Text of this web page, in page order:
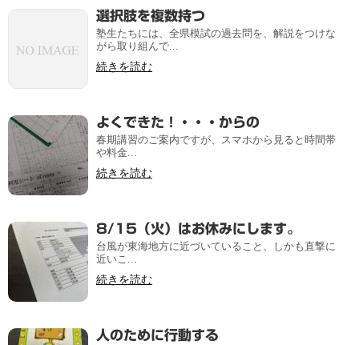
選択肢を複数持つ
塾生たちには、全県模試の過去問を、解説をつけな
がら取り組んで...
続きを読む
よくできた！・・・からの
春期講習のご案内ですが、スマホから見ると時間帯
や料金...
続きを読む
8/15（火）はお休みにします。
台風が東海地方に近づいていること、しかも直撃に
近いこ...
続きを読む
人のために行動する